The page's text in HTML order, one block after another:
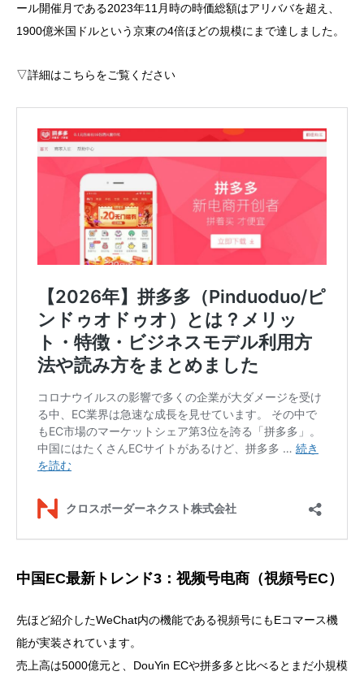
ール開催月である2023年11月時の時価総額はアリババを超え、
1900億米国ドルという京東の4倍ほどの規模にまで達しました。
▽詳細はこちらをご覧ください
中国EC最新トレンド3：视频号电商（視頻号EC）
先ほど紹介したWeChat内の機能である視頻号にもEコマース機
能が実装されています。
売上高は5000億元と、DouYin ECや拼多多と比べるとまだ小規模